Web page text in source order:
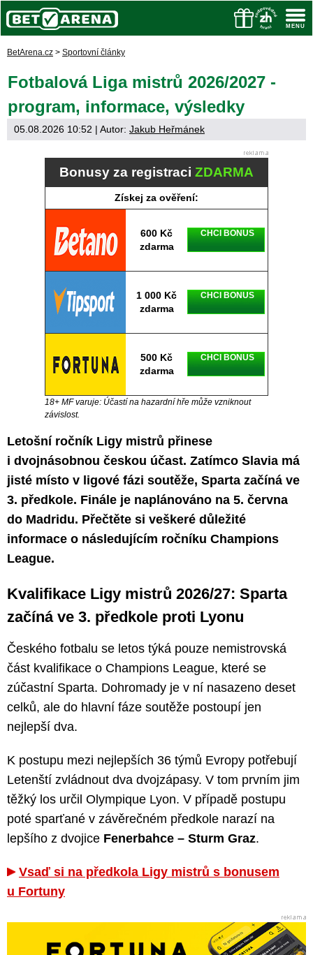
BetArena.cz > Sportovní články
Fotbalová Liga mistrů 2026/2027 -
program, informace, výsledky
05.08.2026 10:52 | Autor: Jakub Heřmánek
Bonusy za registraci ZDARMA
Získej za ověření:
600 Kč
zdarma
CHCI BONUS
1 000 Kč
zdarma
CHCI BONUS
500 Kč
zdarma
CHCI BONUS
18+ MF varuje: Účastí na hazardní hře může vzniknout
závislost.
Letošní ročník Ligy mistrů přinese
i dvojnásobnou českou účast. Zatímco Slavia má
jisté místo v ligové fázi soutěže, Sparta začíná ve
3. předkole. Finále je naplánováno na 5. června
do Madridu. Přečtěte si veškeré důležité
informace o následujícím ročníku Champions
League.
Kvalifikace Ligy mistrů 2026/27: Sparta
začíná ve 3. předkole proti Lyonu
Českého fotbalu se letos týká pouze nemistrovská
část kvalifikace o Champions League, které se
zúčastní Sparta. Dohromady je v ní nasazeno deset
celků, ale do hlavní fáze soutěže postoupí jen
nejlepší dva.
K postupu mezi nejlepších 36 týmů Evropy potřebují
Letenští zvládnout dva dvojzápasy. V tom prvním jim
těžký los určil Olympique Lyon. V případě postupu
poté sparťané v závěrečném předkole narazí na
lepšího z dvojice Fenerbahce – Sturm Graz.
Vsaď si na předkola Ligy mistrů s bonusem
u Fortuny